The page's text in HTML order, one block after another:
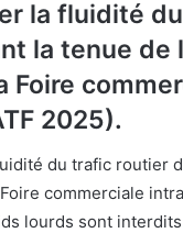
la fluidité
la tenue de
Foire
2025).
du trafic routier
commerciale
lourds sont